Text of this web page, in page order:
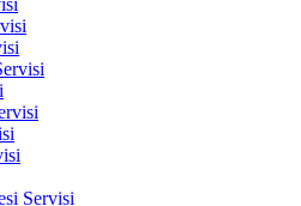
Servisi